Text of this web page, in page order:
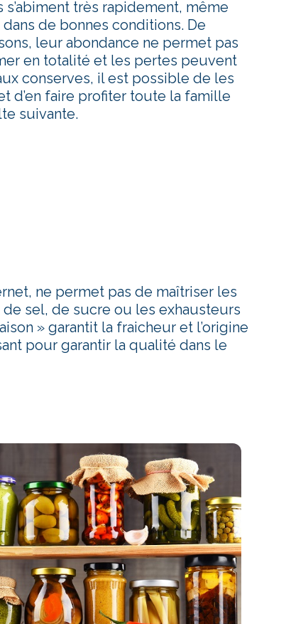
très rapidement, même
de bonnes conditions. De
leur abondance ne permet pas
en totalité et les pertes peuvent
conserves, il est possible de les
d’en faire profiter toute la famille
suivante.
ne permet pas de maîtriser les
sel, de sucre ou les exhausteurs
» garantit la fraicheur et l’origine
pour garantir la qualité dans le